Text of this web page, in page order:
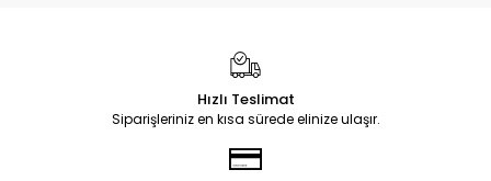
Hızlı Teslimat
Siparişleriniz en kısa sürede elinize ulaşır.